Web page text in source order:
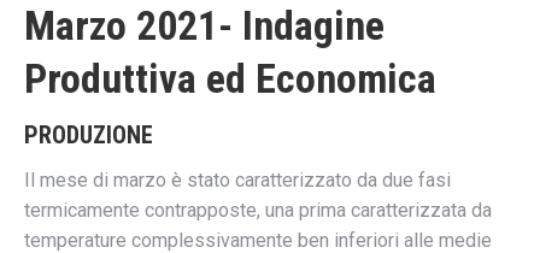
Marzo 2021- Indagine
Produttiva ed Economica
PRODUZIONE
Il mese di marzo è stato caratterizzato da due fasi
termicamente contrapposte, una prima caratterizzata da
temperature complessivamente ben inferiori alle medie